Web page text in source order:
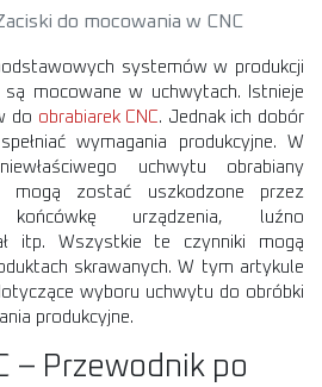
do mocowania w CNC
systemów w produkcji
są mocowane w uchwytach. Istnieje
do obrabiarek CNC . Jednak ich dobór
wymagania produkcyjne. W
uchwytu obrabiany
mogą zostać uszkodzone przez
końcówkę urządzenia, luźno
itp. Wszystkie te czynniki mogą
skrawanych. W tym artykule
wyboru uchwytu do obróbki
produkcyjne.
– Przewodnik po